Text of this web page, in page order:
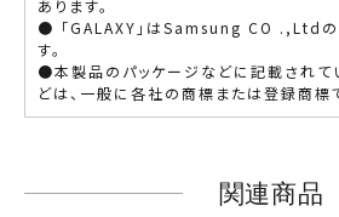
あります。
● 「GALAXY」はSamsung CO .,Ltdの
す。
●本製品のパッケージなどに記載されて
どは、一般に各社の商標または登録商標
関連商品